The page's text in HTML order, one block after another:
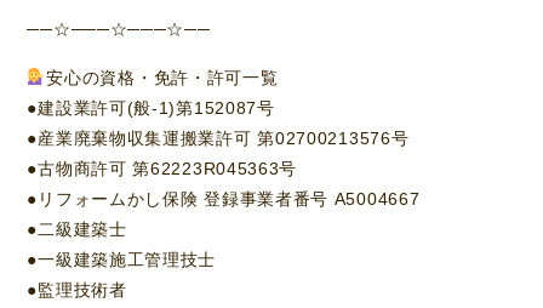
──☆───☆───☆──
安心の資格・免許・許可一覧
●建設業許可(般-1)第152087号
●産業廃棄物収集運搬業許可 第02700213576号
●古物商許可 第62223R045363号
●リフォームかし保険 登録事業者番号 A5004667
●二級建築士
●一級建築施工管理技士
●監理技術者